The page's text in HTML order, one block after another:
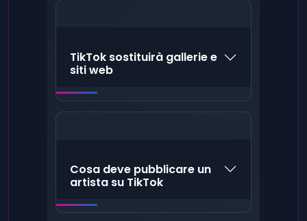
TikTok sostituirà gallerie e
siti web
Cosa deve pubblicare un
artista su TikTok